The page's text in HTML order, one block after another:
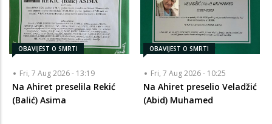
OBAVIJEST O SMRTI
Fri, 7 Aug 2026 - 13:19
Na Ahiret preselila Rekić
(Balić) Asima
OBAVIJEST O SMRTI
Fri, 7 Aug 2026 - 10:25
Na Ahiret preselio Veladžić
(Abid) Muhamed